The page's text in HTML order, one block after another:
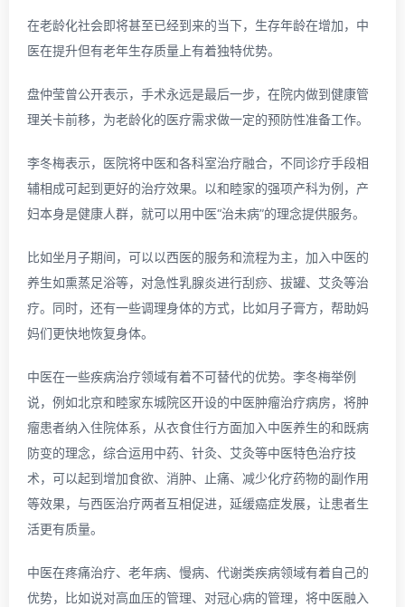
在老龄化社会即将甚至已经到来的当下，生存年龄在增加，中
医在提升但有老年生存质量上有着独特优势。
盘仲莹曾公开表示，手术永远是最后一步，在院内做到健康管
理关卡前移，为老龄化的医疗需求做一定的预防性准备工作。
李冬梅表示，医院将中医和各科室治疗融合，不同诊疗手段相
辅相成可起到更好的治疗效果。以和睦家的强项产科为例，产
妇本身是健康人群，就可以用中医“治未病”的理念提供服务。
比如坐月子期间，可以以西医的服务和流程为主，加入中医的
养生如熏蒸足浴等，对急性乳腺炎进行刮痧、拔罐、艾灸等治
疗。同时，还有一些调理身体的方式，比如月子膏方，帮助妈
妈们更快地恢复身体。
中医在一些疾病治疗领域有着不可替代的优势。李冬梅举例
说，例如北京和睦家东城院区开设的中医肿瘤治疗病房，将肿
瘤患者纳入住院体系，从衣食住行方面加入中医养生的和既病
防变的理念，综合运用中药、针灸、艾灸等中医特色治疗技
术，可以起到增加食欲、消肿、止痛、减少化疗药物的副作用
等效果，与西医治疗两者互相促进，延缓癌症发展，让患者生
活更有质量。
中医在疼痛治疗、老年病、慢病、代谢类疾病领域有着自己的
优势，比如说对高血压的管理、对冠心病的管理，将中医融入